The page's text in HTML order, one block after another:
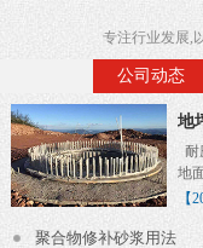
专注行业发展,
公司动态
地
耐
地
【
聚合物修补砂浆用法